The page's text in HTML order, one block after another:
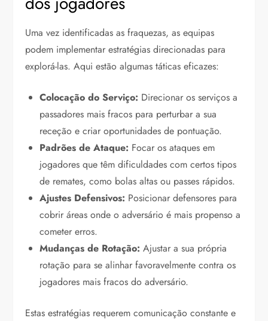
Uma vez identificadas as fraquezas, as equipas
podem implementar estratégias direcionadas para
explorá-las. Aqui estão algumas táticas eficazes:
Colocação do Serviço: Direcionar os serviços a
passadores mais fracos para perturbar a sua
receção e criar oportunidades de pontuação.
Padrões de Ataque: Focar os ataques em
jogadores que têm dificuldades com certos tipos
de remates, como bolas altas ou passes rápidos.
Ajustes Defensivos: Posicionar defensores para
cobrir áreas onde o adversário é mais propenso a
cometer erros.
Mudanças de Rotação: Ajustar a sua própria
rotação para se alinhar favoravelmente contra os
jogadores mais fracos do adversário.
Estas estratégias requerem comunicação constante e